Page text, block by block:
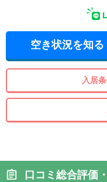
空き状況を知る
入居
口コミ総合評価